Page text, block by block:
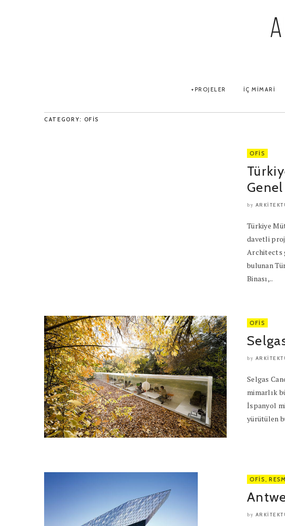
PROJELER İÇ MIMARI
CATEGORY: OFIS
OFIS
by
Türkiye
davetli
Architects
bulunan
Binası,..
OFIS
by
Selgas
mimarlık
İspanyol
yürütülen
OFIS ,
by